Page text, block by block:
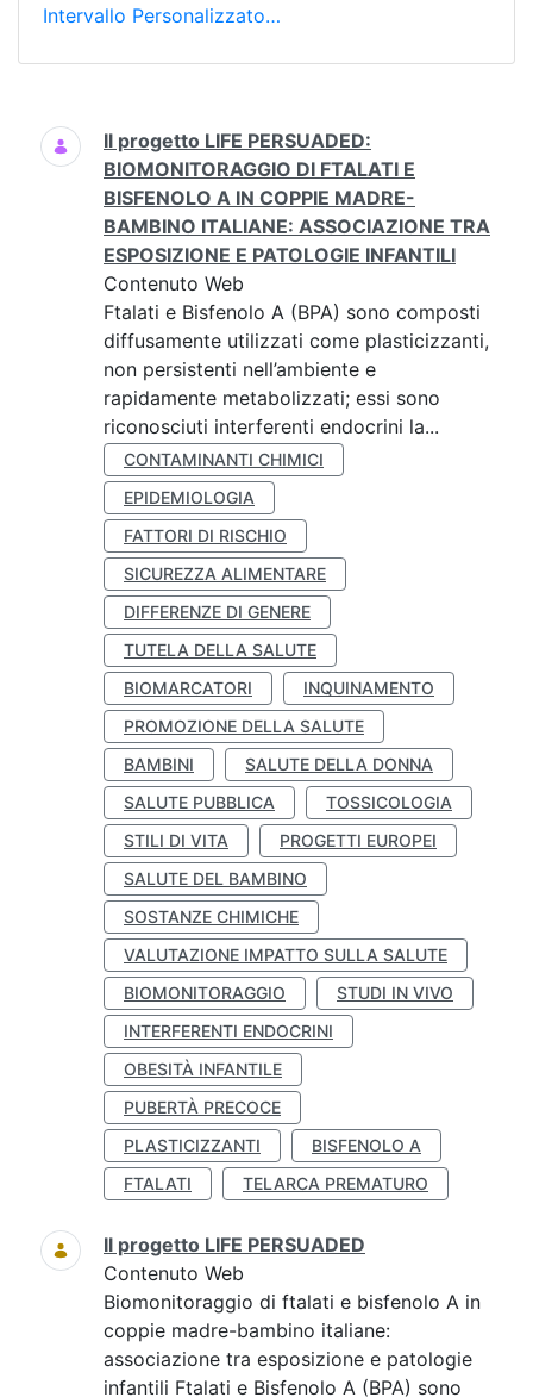
Intervallo Personalizzato…
Ricerca
Il progetto LIFE PERSUADED:
BIOMONITORAGGIO DI FTALATI E
BISFENOLO A IN COPPIE MADRE-
BAMBINO ITALIANE: ASSOCIAZIONE TRA
ESPOSIZIONE E PATOLOGIE INFANTILI
Contenuto Web
Ftalati e Bisfenolo A (BPA) sono composti
diffusamente utilizzati come plasticizzanti,
non persistenti nell’ambiente e
rapidamente metabolizzati; essi sono
riconosciuti interferenti endocrini la...
CONTAMINANTI CHIMICI
EPIDEMIOLOGIA
FATTORI DI RISCHIO
SICUREZZA ALIMENTARE
DIFFERENZE DI GENERE
TUTELA DELLA SALUTE
BIOMARCATORI
INQUINAMENTO
PROMOZIONE DELLA SALUTE
BAMBINI
SALUTE DELLA DONNA
SALUTE PUBBLICA
TOSSICOLOGIA
STILI DI VITA
PROGETTI EUROPEI
SALUTE DEL BAMBINO
SOSTANZE CHIMICHE
VALUTAZIONE IMPATTO SULLA SALUTE
BIOMONITORAGGIO
STUDI IN VIVO
INTERFERENTI ENDOCRINI
OBESITÀ INFANTILE
PUBERTÀ PRECOCE
PLASTICIZZANTI
BISFENOLO A
FTALATI
TELARCA PREMATURO
Il progetto LIFE PERSUADED
Contenuto Web
Biomonitoraggio di ftalati e bisfenolo A in
coppie madre-bambino italiane:
associazione tra esposizione e patologie
infantili Ftalati e Bisfenolo A (BPA) sono